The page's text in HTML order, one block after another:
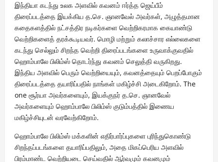
இந்தியா கடந்து உலக அளவில் கவனம் ஈர்த்த ஜெய்பீம்
திரைப்படத்தை இயக்கிய த.செ. ஞானவேல் அவர்கள், அழுத்தமான
கதைகளத்தில் நட்சத்திர நடிகர்களை வெற்றிகரமாக கையாண்டு
வெற்றிகளைத் தரக்கூடியவர். மொழி மற்றும் கலாச்சார எல்லைகளை
கடந்து செல்லும் சிறந்த வெற்றி திரைப்படங்களை உருவாக்குவதில்
ஹொம்பாலே பிலிம்ஸ் தொடர்ந்து கவனம் செலுத்தி வருகிறது.
இந்திய அளவில் பெரும் வெற்றியையும், கவனத்தையும் பெறப்போகும்
திரைப்படத்தை தயாரிப்பதில் நாங்கள் மகிழ்ச்சி அடைகிறோம். The
one சூர்யா அவர்களையும், இயக்குநர் த.செ. ஞானவேல்
அவர்களையும் ஹொம்பாலே பிலிம்ஸ் குடும்பத்தில் இணைய
மகிழ்ச்சியுடன் வரவேற்கிறோம்.
ஹொம்பாலே பிலிம்ஸ் மக்களின் எதிர்பார்ப்புகளை புரிந்துகொண்டு
சிறந்தப்படங்களை தயாரிப்பதிலும், அதை மிகப்பெரிய அளவில்
பிரம்மாண்ட வெற்றியடை செய்வதில் ஆர்வமும் கவனமும்